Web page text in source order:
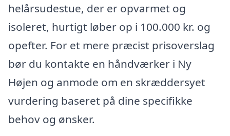
helårsudestue, der er opvarmet og
isoleret, hurtigt løber op i 100.000 kr. og
opefter. For et mere præcist prisoverslag
bør du kontakte en håndværker i Ny
Højen og anmode om en skræddersyet
vurdering baseret på dine specifikke
behov og ønsker.